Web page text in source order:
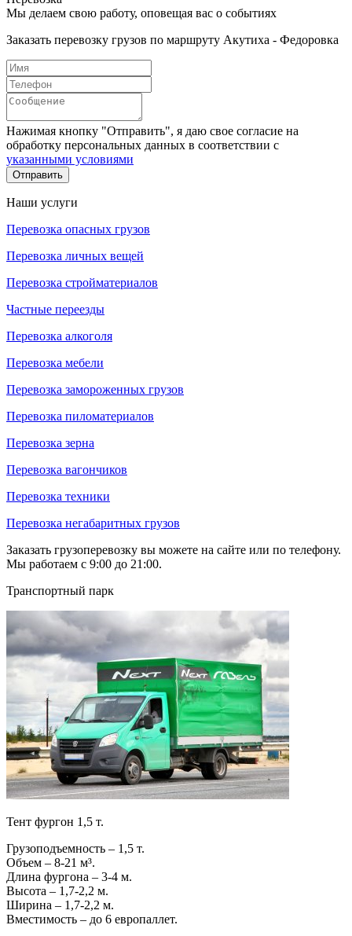
Мы делаем свою работу, оповещая вас о событиях
Заказать перевозку грузов по маршруту Акутиха - Федоровка
Нажимая кнопку "Отправить", я даю свое согласие на
обработку персональных данных в соответствии с
указанными условиями
Отправить
Наши услуги
Перевозка опасных грузов
Перевозка личных вещей
Перевозка стройматериалов
Частные переезды
Перевозка алкоголя
Перевозка мебели
Перевозка замороженных грузов
Перевозка пиломатериалов
Перевозка зерна
Перевозка вагончиков
Перевозка техники
Перевозка негабаритных грузов
Заказать грузоперевозку вы можете на сайте или по телефону.
Мы работаем с 9:00 до 21:00.
Транспортный парк
Тент фургон 1,5 т.
Грузоподъемность – 1,5 т.
Объем – 8-21 м³.
Длина фургона – 3-4 м.
Высота – 1,7-2,2 м.
Ширина – 1,7-2,2 м.
Вместимость – до 6 европаллет.